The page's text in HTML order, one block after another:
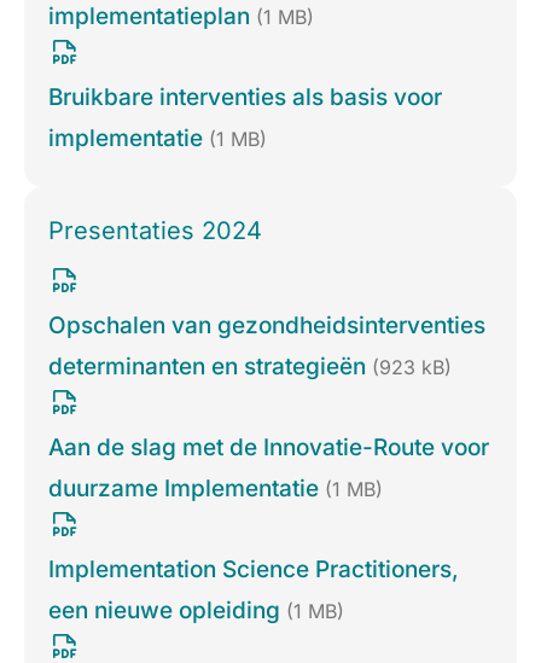
implementatieplan (1 MB)
Bruikbare interventies als basis voor
implementatie (1 MB)
Presentaties 2024
Opschalen van gezondheidsinterventies
determinanten en strategieën (923 kB)
Aan de slag met de Innovatie-Route voor
duurzame Implementatie (1 MB)
Implementation Science Practitioners,
een nieuwe opleiding (1 MB)